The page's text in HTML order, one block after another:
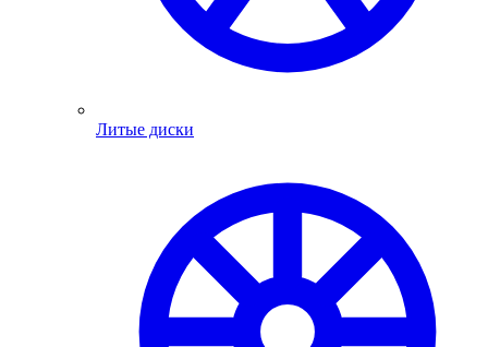
Литые диски